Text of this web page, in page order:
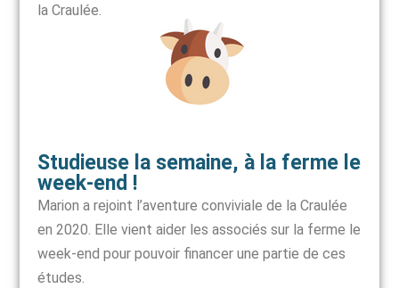
la Craulée.
Studieuse la semaine, à la ferme le
week-end !
Marion a rejoint l’aventure conviviale de la Craulée
en 2020. Elle vient aider les associés sur la ferme le
week-end pour pouvoir financer une partie de ces
études.